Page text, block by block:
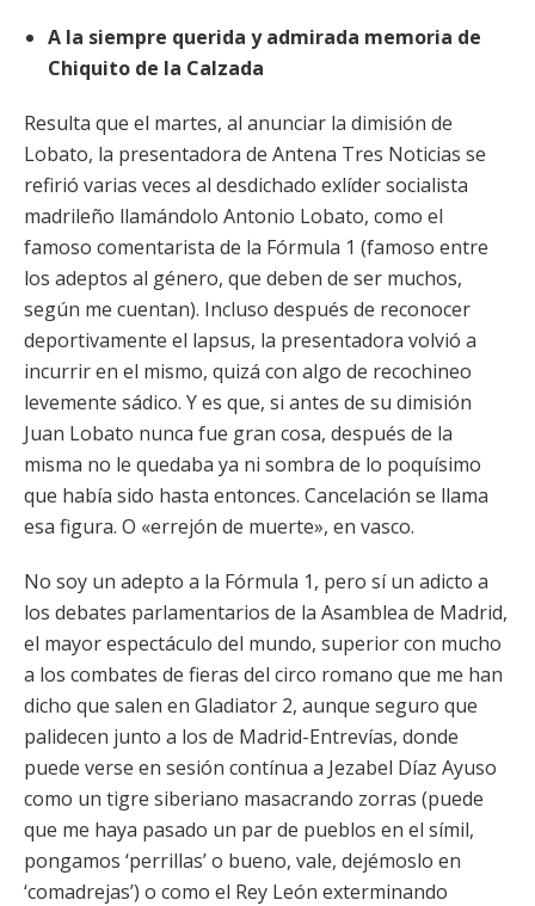
A la siempre querida y admirada memoria de
Chiquito de la Calzada
Resulta que el martes, al anunciar la dimisión de
Lobato, la presentadora de Antena Tres Noticias se
refirió varias veces al desdichado exlíder socialista
madrileño llamándolo Antonio Lobato, como el
famoso comentarista de la Fórmula 1 (famoso entre
los adeptos al género, que deben de ser muchos,
según me cuentan). Incluso después de reconocer
deportivamente el lapsus, la presentadora volvió a
incurrir en el mismo, quizá con algo de recochineo
levemente sádico. Y es que, si antes de su dimisión
Juan Lobato nunca fue gran cosa, después de la
misma no le quedaba ya ni sombra de lo poquísimo
que había sido hasta entonces. Cancelación se llama
esa figura. O «errejón de muerte», en vasco.
No soy un adepto a la Fórmula 1, pero sí un adicto a
los debates parlamentarios de la Asamblea de Madrid,
el mayor espectáculo del mundo, superior con mucho
a los combates de fieras del circo romano que me han
dicho que salen en Gladiator 2, aunque seguro que
palidecen junto a los de Madrid-Entrevías, donde
puede verse en sesión contínua a Jezabel Díaz Ayuso
como un tigre siberiano masacrando zorras (puede
que me haya pasado un par de pueblos en el símil,
pongamos ‘perrillas’ o bueno, vale, dejémoslo en
‘comadrejas’) o como el Rey León exterminando